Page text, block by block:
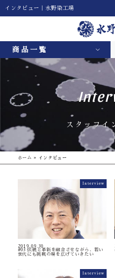
インタビュー｜水野染工場
商品一覧
スタッフイ
ホーム » インタビュー
Interview
2019.09.30
#03 伝統と革新を融合させながら、若い
世代にも挑戦の場を広げていきたい
Interview